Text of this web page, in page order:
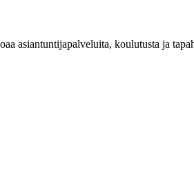
asiantuntijapalveluita, koulutusta ja